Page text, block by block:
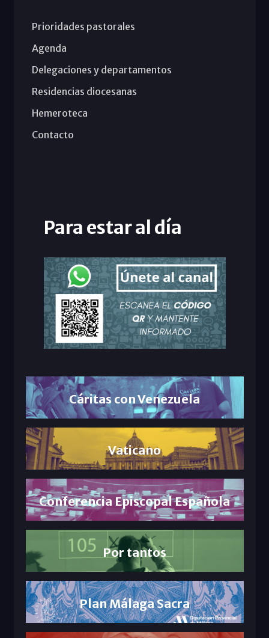
Prioridades pastorales
Agenda
Delegaciones y departamentos
Residencias diocesanas
Hemeroteca
Contacto
Para estar al día
Cáritas con Venezuela
Vaticano
Conferencia Episcopal Española
Por tantos
Plan Málaga Sacra